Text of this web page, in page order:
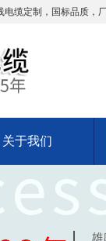
缆定制，国标品质，
关于我们